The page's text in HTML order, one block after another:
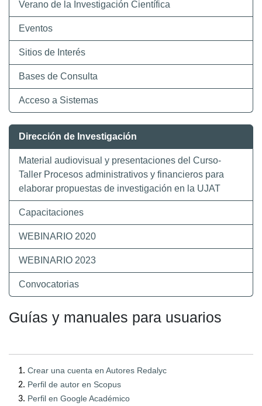
Verano de la Investigación Científica
Eventos
Sitios de Interés
Bases de Consulta
Acceso a Sistemas
Dirección de Investigación
Material audiovisual y presentaciones del Curso-
Taller Procesos administrativos y financieros para
elaborar propuestas de investigación en la UJAT
Capacitaciones
WEBINARIO 2020
WEBINARIO 2023
Convocatorias
Guías y manuales para usuarios
Crear una cuenta en Autores Redalyc
Perfil de autor en Scopus
Perfil en Google Académico